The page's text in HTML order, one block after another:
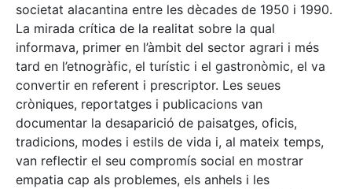
societat alacantina entre les dècades de 1950 i 1990.
La mirada crítica de la realitat sobre la qual
informava, primer en l’àmbit del sector agrari i més
tard en l’etnogràfic, el turístic i el gastronòmic, el va
convertir en referent i prescriptor. Les seues
cròniques, reportatges i publicacions van
documentar la desaparició de paisatges, oficis,
tradicions, modes i estils de vida i, al mateix temps,
van reflectir el seu compromís social en mostrar
empatia cap als problemes, els anhels i les